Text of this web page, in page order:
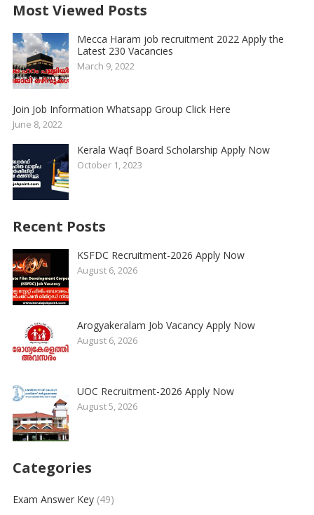
Most Viewed Posts
Mecca Haram job recruitment 2022 Apply the
Latest 230 Vacancies
March 9, 2022
Join Job Information Whatsapp Group Click Here
June 8, 2022
Kerala Waqf Board Scholarship Apply Now
October 1, 2023
Recent Posts
KSFDC Recruitment-2026 Apply Now
August 6, 2026
Arogyakeralam Job Vacancy Apply Now
August 6, 2026
UOC Recruitment-2026 Apply Now
August 5, 2026
Categories
Exam Answer Key(49)